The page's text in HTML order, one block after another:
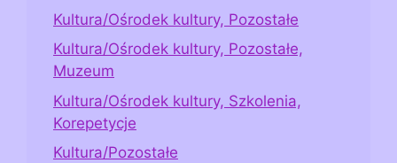
Kultura/Ośrodek kultury, Pozostałe
Kultura/Ośrodek kultury, Pozostałe,
Muzeum
Kultura/Ośrodek kultury, Szkolenia,
Korepetycje
Kultura/Pozostałe